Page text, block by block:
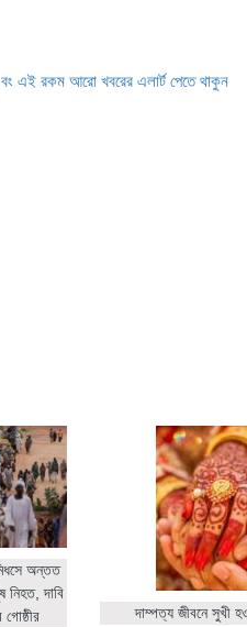
এই রকম আরো খবরের এলার্ট পেতে থাকুন
অন্তত
নিহত, দাবি
গোষ্ঠীর
দাম্পত্য জীবনে সুখী